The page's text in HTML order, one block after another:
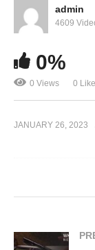
줄어든다
admin
4609
0%
0 Views 0
JANUARY 26, 2023